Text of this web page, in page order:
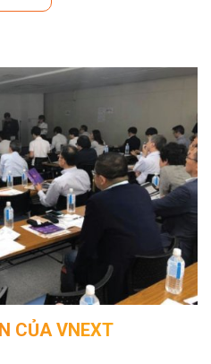
CỦA VNEXT